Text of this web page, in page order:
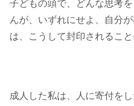
子どもの頭で、どんな思考
んが、いずれにせよ、自分
は、こうして封印されること
成人した私は、人に寄付を